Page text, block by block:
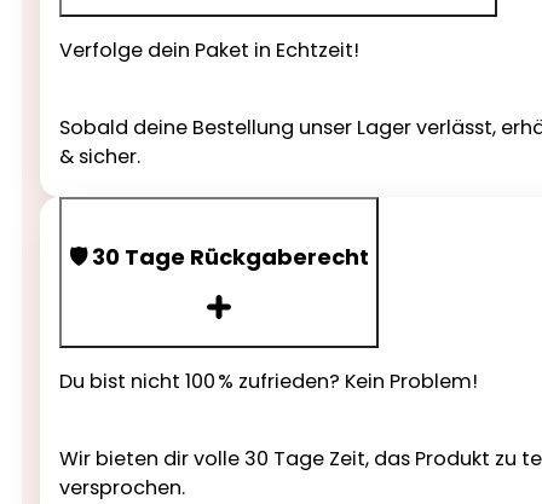
Verfolge dein Paket in Echtzeit!
Sobald deine Bestellung unser Lager verlässt,
& sicher.
🛡️ 30 Tage Rückgaberecht
Du bist nicht 100 % zufrieden? Kein Problem!
Wir bieten dir volle 30 Tage Zeit, das Produkt zu
versprochen.